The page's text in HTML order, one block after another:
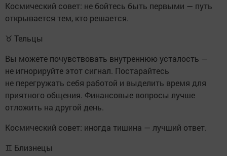
Космический совет: не бойтесь быть первыми — путь
открывается тем, кто решается.
♉ Тельцы
Вы можете почувствовать внутреннюю усталость —
не игнорируйте этот сигнал. Постарайтесь
не перегружать себя работой и выделить время для
приятного общения. Финансовые вопросы лучше
отложить на другой день.
Космический совет: иногда тишина — лучший ответ.
♊ Близнецы